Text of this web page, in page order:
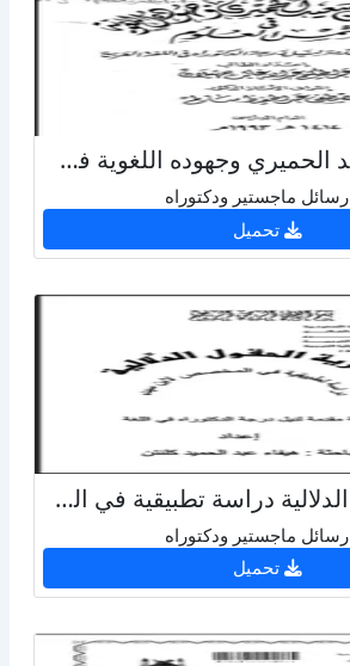
نشوان بن سعيد الحميري وجهوده اللغوية في شمس العلوم
رسائل ماجستير ودكتوراه
تحميل
نظرية الحقول الدلالية دراسة تطبيقية في المخصص لإبن سيده
رسائل ماجستير ودكتوراه
تحميل